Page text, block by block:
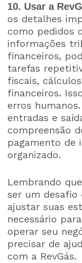
10. Usar a
os detalhes
como pedidos
informações
financeiros,
tarefas
fiscais,
financeiros.
erros
entradas e
compreensão
pagamento de
organizado.
Lembrando
ser um desafio
ajustar suas
necessário
operar seu
precisar de
com a RevGás.